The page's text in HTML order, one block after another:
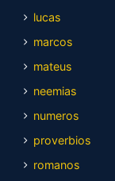
lucas
marcos
mateus
neemias
numeros
proverbios
romanos